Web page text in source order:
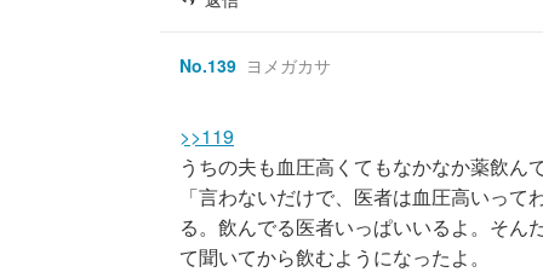
No.139 ヨメガカサ
>>119
うちの夫も血圧高くてもなかなか薬飲ん
「言わないだけで、医者は血圧高いっ
る。飲んでる医者いっぱいいるよ。そん
て聞いてから飲むようになったよ。